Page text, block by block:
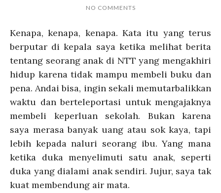
NO COMMENTS
Kenapa, kenapa, kenapa. Kata itu yang terus
berputar di kepala saya ketika melihat berita
tentang seorang anak di NTT yang mengakhiri
hidup karena tidak mampu membeli buku dan
pena. Andai bisa, ingin sekali memutarbalikkan
waktu dan berteleportasi untuk mengajaknya
membeli keperluan sekolah. Bukan karena
saya merasa banyak uang atau sok kaya, tapi
lebih kepada naluri seorang ibu. Yang mana
ketika duka menyelimuti satu anak, seperti
duka yang dialami anak sendiri. Jujur, saya tak
kuat membendung air mata.